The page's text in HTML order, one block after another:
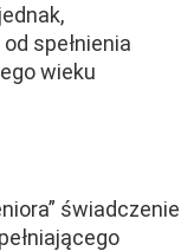
spełnienia
wieku
świadczenie